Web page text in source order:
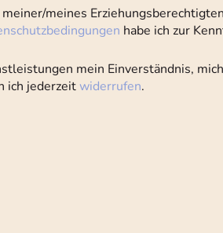
meines
habe ich zur
mein Einverständnis,
ich jederzeitwiderrufen.